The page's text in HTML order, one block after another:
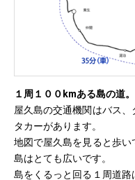
１周１００kmある島の道。
屋久島の交通機関はバス
タカーがあります。
地図で屋久島を見ると歩
島はとても広いです。
島をくるっと回る１周道